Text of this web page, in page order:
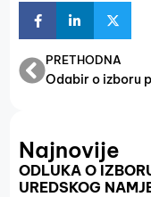
PRETHODNA
Najnovije
ODLUKA O
UREDSKOG